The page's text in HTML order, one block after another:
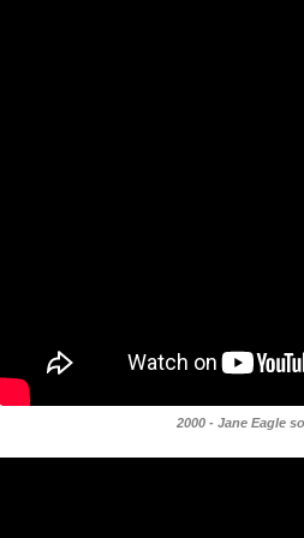
2000 - Jane Eagle